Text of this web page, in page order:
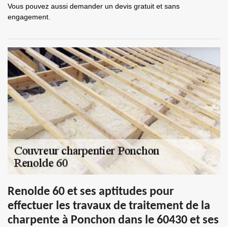
Vous pouvez aussi demander un devis gratuit et sans
engagement.
Renolde 60 et ses aptitudes pour
effectuer les travaux de traitement de la
charpente à Ponchon dans le 60430 et ses